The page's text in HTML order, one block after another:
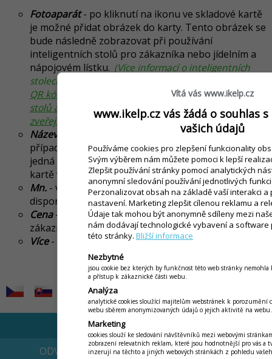
Fotoaparát- po kliknutí na ikonu ve skladové kartě
je možné přidat obrázek do karty. Tento obrázek se
bude následně zobrazovat při používání
inteligentních stolů pro zákazníka nebo jídelním a
nápojovém lístku. (Více informací o inteligentních
stolech a jídelním lístku se dozvíte v návodu
QR kódu u stolu v restauraci a kavárně Vytváření
stolů a tisk QR kódů
a
Vytvoření jídelního lístku,
zveřejnění na Facebooku a vaší webstránce )
Název / PLU
- v seznamu se zobrazuje název karty
případně PLU, pokud je v kartě vyplněno. Jestli se
jedná o kartu s evidencí SBL a tato hodnota je v
kartě vyplněna, zobrazí se i číslo SBL.
Mn. - v případě skladové evidence se zobrazuje i
disponibilní množství ve skladu.
Cena- prodejní cena s DPH, konečná cena pro
zákazníka.
Více- po kliknutí na ikonu se zobrazí detail karty.
by Ing. Lukáš Krajčír
ODVĚTVÍ
CENÍK
Vítá vás www.ikelp.cz
www.ikelp.cz vás žádá o souhlas
vašich údajů
Používáme cookies pro zlepšení funkcionality
Svým výběrem nám můžete pomoci k lepší
Zlepšit používání stránky pomocí analytických
anonymní sledování používání jednotlivých
Perzonalizovat obsah na základě vaší interakci
nastavení. Marketing zlepšit cílenou reklamu a
Údaje tak mohou být anonymně sdíleny mezi
nám dodávají technologické vybavení a
této stránky. Bližší informace
Nezbytné
jsou cookie bez kterých by funkčnost této web stránky nemohla
a přístup k zákaznické části webu.
Analýza
analytické cookies sloužící majitelům webstránek k porozumění
webu sběrem anonymizovaných údajů o jejich aktivitě na webu.
Marketing
cookies slouží ke sledování návštěvníků mezi webovými
zobrazení relevatních reklam, které jsou hodnotnější pro vás a
inzerují na těchto a jiných webových stránkách z pohledu